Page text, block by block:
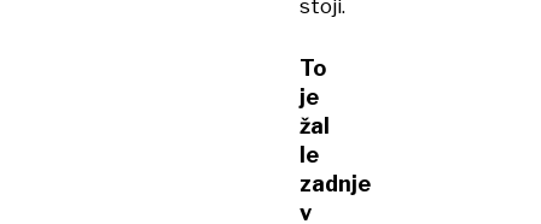
stoji.
To
je
žal
le
zadnje
v